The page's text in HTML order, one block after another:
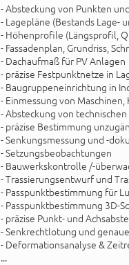
- Absteckung von Punkten
- Lagepläne (Bestands Lage-
- Höhenprofile (Längsprofil,
- Fassadenplan, Grundriss,
- Dachaufmaß für PV Anlagen
- präzise Festpunktnetze in
- Baugruppeneinrichtung in
- Einmessung von Maschinen,
- Absteckung von
- präzise Bestimmung
- Senkungsmessung und -
- Setzungsbeobachtungen
- Bauwerkskontrolle /-
- Trassierungsentwurf und
- Passpunktbestimmung für
- Passpunktbestimmung 3D-
- präzise Punkt- und
- Senkrechtlotung und
- Deformationsanalyse &
...